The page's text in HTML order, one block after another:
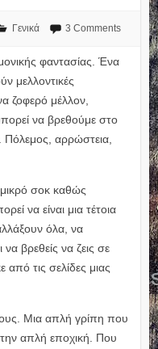
Γενικά 3 Comments
φαντασίας. Ένα
μελλοντικές
ζοφερό μέλλον,
να βρεθούμε στο
αρρώστεια,
μικρό σοκ καθώς
να είναι μια τέτοια
όλα, να
βρεθείς να ζεις σε
τις σελίδες μιας
Μια απλή γρίπη που
απλή εποχική. Που